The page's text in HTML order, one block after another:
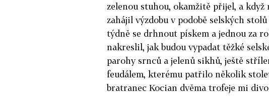
zelenou stuhou, okamžitě přijel, a
zahájil výzdobu v po­době selských
týdně se drhnout pískem a jednou za
nakreslil, jak budou vypadat těžké
parohy srnců a jelenů sikhů, ještě
feudálem, kterému patřilo několik
bratranec Kocian dvěma trofeje­ mi